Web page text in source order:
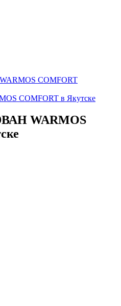
COMFORT
COMFORT в Якутске
WARMOS